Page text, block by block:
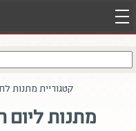
קטגוריית מתנות
מתנות ליום